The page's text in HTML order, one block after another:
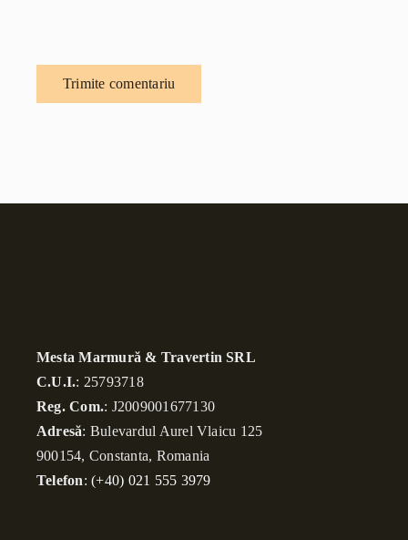
Mesta Marmură & Travertin SRL
C.U.I.: 25793718
Reg. Com.: J2009001677130
Adresă: Bulevardul Aurel Vlaicu 125
900154, Constanta, Romania
Telefon:(+40) 021 555 3979